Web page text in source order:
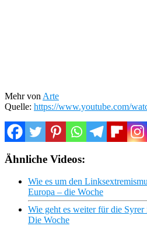
Mehr von Arte
Quelle: https://www.youtube.com/
Ähnliche Videos:
Wie es um den
Europa – die Woche
Wie geht es weiter für die
Die Woche